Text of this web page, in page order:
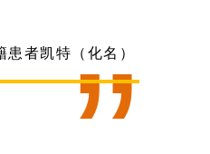
者凯特（化名）